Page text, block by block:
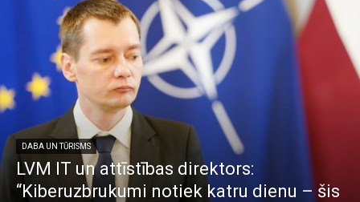
DABA UN TŪRISMS
LVM IT un attīstības direktors:
“Kiberuzbrukumi notiek katru dienu – šis